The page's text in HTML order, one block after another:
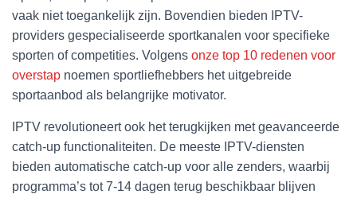
vaak niet toegankelijk zijn. Bovendien bieden IPTV-
providers gespecialiseerde sportkanalen voor specifieke
sporten of competities. Volgens onze top 10 redenen voor
overstap noemen sportliefhebbers het uitgebreide
sportaanbod als belangrijke motivator.
IPTV revolutioneert ook het terugkijken met geavanceerde
catch-up functionaliteiten. De meeste IPTV-diensten
bieden automatische catch-up voor alle zenders, waarbij
programma’s tot 7-14 dagen terug beschikbaar blijven